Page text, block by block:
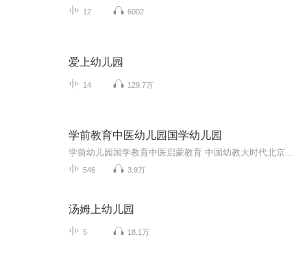
12 6002
爱上幼儿园
14 129.7万
学前教育中医幼儿园国学幼儿园
546 3.9万
汤姆上幼儿园
5 18.1万